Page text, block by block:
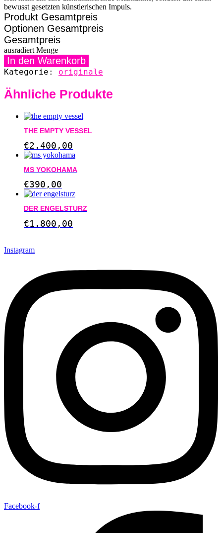
bewusst gesetzten künstlerischen Impuls.
Produkt Gesamtpreis
Optionen Gesamtpreis
Gesamtpreis
ausradiert Menge
In den Warenkorb
Kategorie: originale
Ähnliche Produkte
THE EMPTY VESSEL
€2.400,00
MS YOKOHAMA
€390,00
DER ENGELSTURZ
€1.800,00
Instagram
Facebook-f